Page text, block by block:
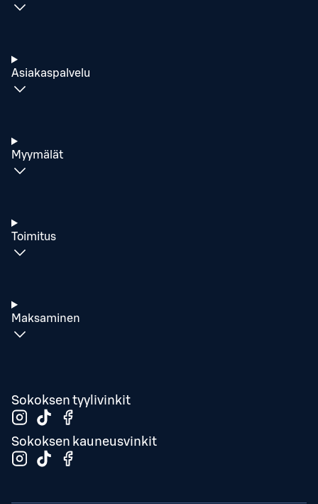
Asiakaspalvelu
Myymälät
Toimitus
Maksaminen
Sokoksen tyylivinkit
Sokoksen kauneusvinkit